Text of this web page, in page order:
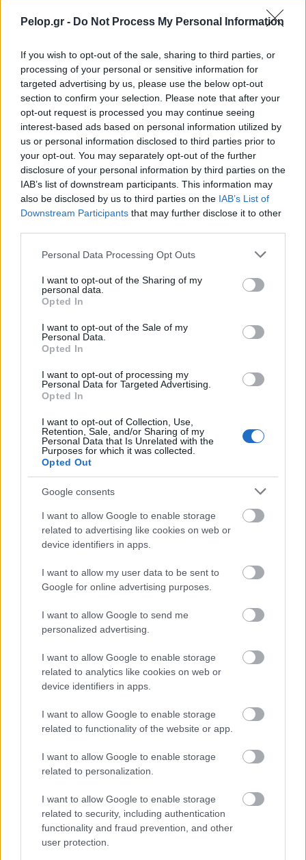
Pelop.gr - Do Not Process My Personal Information
If you wish to opt-out of the sale, sharing to third parties, or
processing of your personal or sensitive information for
targeted advertising by us, please use the below opt-out
section to confirm your selection. Please note that after your
opt-out request is processed you may continue seeing
interest-based ads based on personal information utilized by
us or personal information disclosed to third parties prior to
your opt-out. You may separately opt-out of the further
disclosure of your personal information by third parties on the
IAB’s list of downstream participants. This information may
also be disclosed by us to third parties on the IAB’s List of
Downstream Participants that may further disclose it to other
Please note that this website/app uses one or more Google
not limited to your visit or usage behaviour. You may click to
grant or deny consent to Google and its third-party tags to
use your data for below specified purposes in below Google
consent section.
Personal Data Processing Opt Outs
I want to opt-out of the Sharing of my
personal data.
Opted In
I want to opt-out of the Sale of my
Personal Data.
Opted In
I want to opt-out of processing my
Personal Data for Targeted Advertising.
Opted In
I want to opt-out of Collection, Use,
Retention, Sale, and/or Sharing of my
Personal Data that Is Unrelated with the
Purposes for which it was collected.
Opted Out
Google consents
I want to allow Google to enable storage
related to advertising like cookies on web or
device identifiers in apps.
I want to allow my user data to be sent to
Google for online advertising purposes.
I want to allow Google to send me
personalized advertising.
I want to allow Google to enable storage
related to analytics like cookies on web or
device identifiers in apps.
I want to allow Google to enable storage
related to functionality of the website or app.
I want to allow Google to enable storage
related to personalization.
I want to allow Google to enable storage
related to security, including authentication
functionality and fraud prevention, and other
user protection.
Το Matrix επιστρέφει: Πότε βγαίνει η 5η ταινία και η
ταινία έκπληξη της Warner με τον Jim Carrey
Ελένη Βουλγαράκη: Ξεσπά μετά τις φήμες χωρισμού
με τον Φώτη Ιωαννίδη
Τι σημαίνουν οι καφέ άκρες στα φυτά – Το λάθος με το
πότισμα
Δέκα χρόνια προόδου με ένα μοντέλο ΑΙ – η ανακάλυψη
της Google DeepMind